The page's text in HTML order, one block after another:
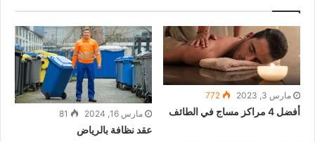
مارس 3, 2023 772
أفضل 4 مراكز مساج في الطائف مارس 16, 2024 81
عقد نظافة بالرياض